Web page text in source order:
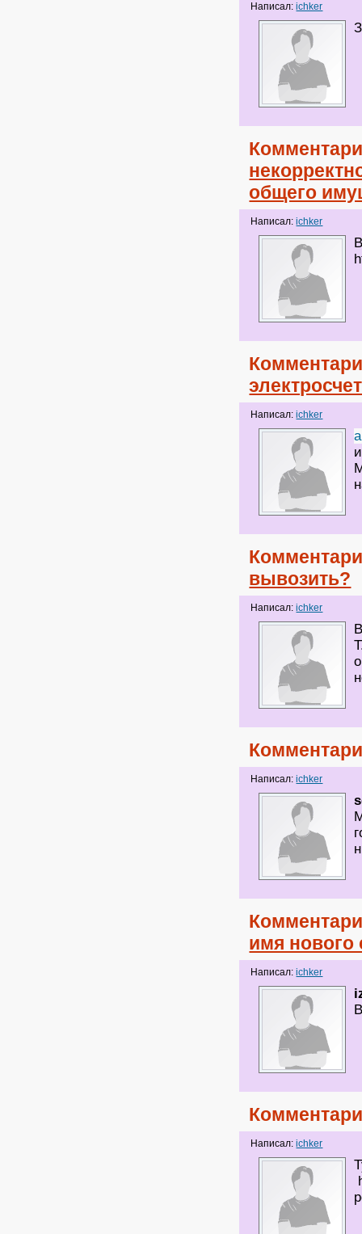
Написал:ichker
общего
Написал:ichker
Написал:ichker
вывозить?
Написал:ichker
Написал:ichker
имя нового
Написал:ichker
Написал:ichker